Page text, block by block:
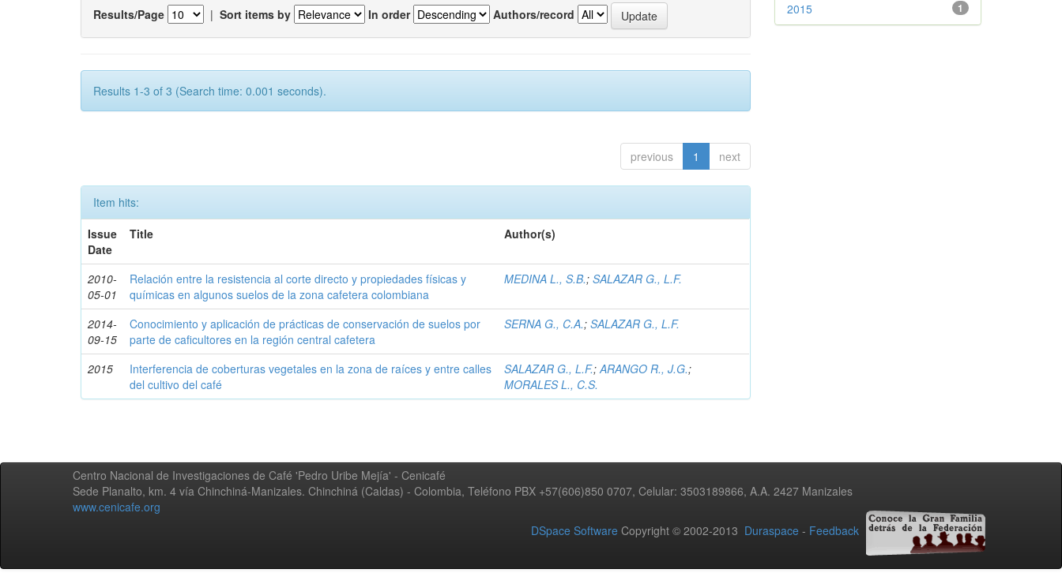
Results/Page | Sort items by In order Authors/record
Results 1-3 of 3 (Search time: 0.001 seconds).
previous 1 next
Item hits:
Issue
Date
Title Author(s)
2010-
05-01
Relación entre la resistencia al corte directo y propiedades físicas y
químicas en algunos suelos de la zona cafetera colombiana
MEDINA L., S.B.;SALAZAR G., L.F.
2014-
09-15
Conocimiento y aplicación de prácticas de conservación de suelos por
parte de caficultores en la región central cafetera
SERNA G., C.A.;SALAZAR G., L.F.
2015
Interferencia de coberturas vegetales en la zona de raíces y entre calles
del cultivo del café
SALAZAR G., L.F.;ARANGO R., J.G.;
MORALES L., C.S.
1
2015
Centro Nacional de Investigaciones de Café 'Pedro Uribe Mejía' - Cenicafé
Sede Planalto, km. 4 vía Chinchiná-Manizales. Chinchiná (Caldas) - Colombia, Teléfono PBX +57(606)850 0707, Celular: 3503189866, A.A. 2427 Manizales
www.cenicafe.org
DSpace Software Copyright © 2002-2013 Duraspace - Feedback